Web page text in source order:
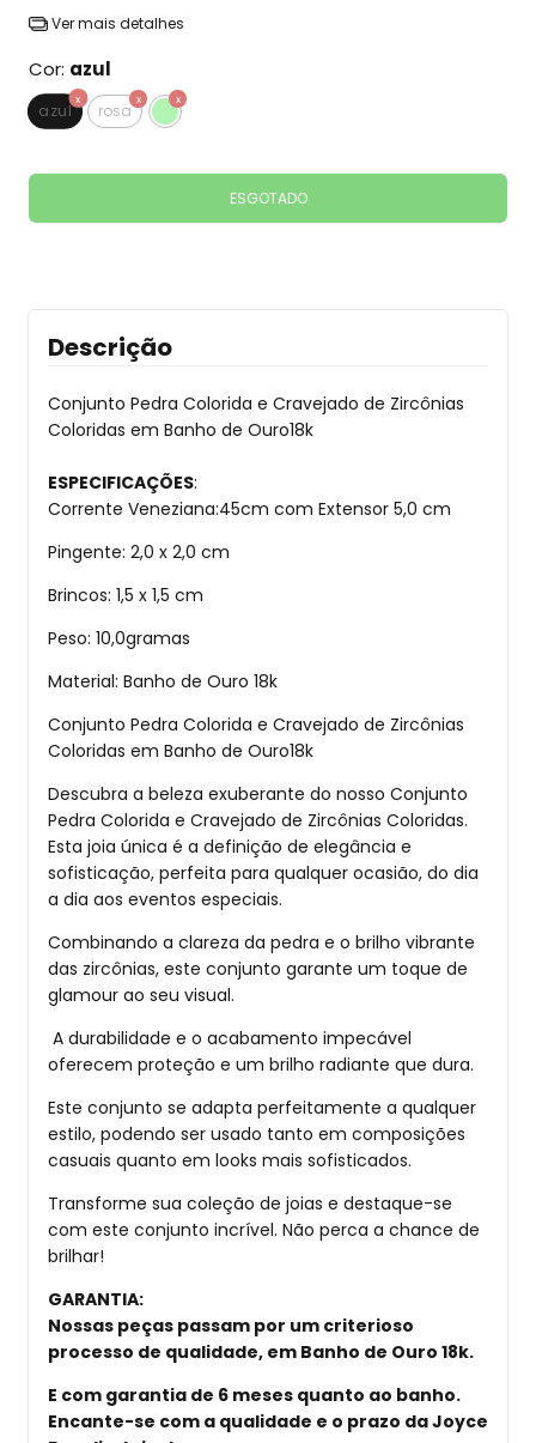
Ver mais detalhes
Cor: azul
azul rosa
Descrição
Conjunto Pedra Colorida e Cravejado de Zircônias
Coloridas em Banho de Ouro18k
ESPECIFICAÇÕES:
Corrente Veneziana:45cm com Extensor 5,0 cm
Pingente: 2,0 x 2,0 cm
Brincos: 1,5 x 1,5 cm
Peso: 10,0gramas
Material: Banho de Ouro 18k
Conjunto Pedra Colorida e Cravejado de Zircônias
Coloridas em Banho de Ouro18k
Descubra a beleza exuberante do nosso Conjunto
Pedra Colorida e Cravejado de Zircônias Coloridas.
Esta joia única é a definição de elegância e
sofisticação, perfeita para qualquer ocasião, do dia
a dia aos eventos especiais.
Combinando a clareza da pedra e o brilho vibrante
das zircônias, este conjunto garante um toque de
glamour ao seu visual.
A durabilidade e o acabamento impecável
oferecem proteção e um brilho radiante que dura.
Este conjunto se adapta perfeitamente a qualquer
estilo, podendo ser usado tanto em composições
casuais quanto em looks mais sofisticados.
Transforme sua coleção de joias e destaque-se
com este conjunto incrível. Não perca a chance de
brilhar!
GARANTIA:
Nossas peças passam por um criterioso
processo de qualidade, em Banho de Ouro 18k.
E com garantia de 6 meses quanto ao banho.
Encante-se com a qualidade e o prazo da Joyce